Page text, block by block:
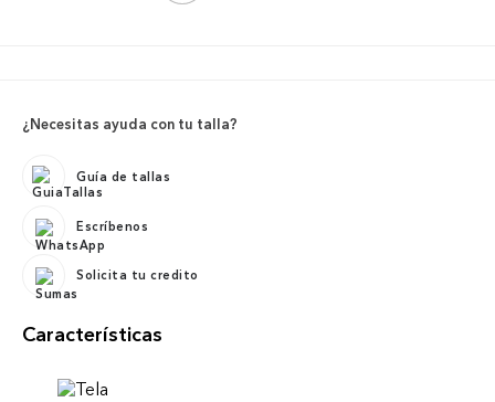
¿Necesitas ayuda con tu talla?
Guía de tallas
Escríbenos
Solicita tu credito
Características